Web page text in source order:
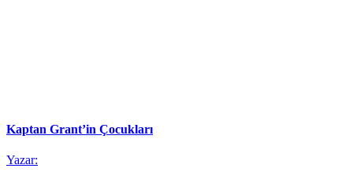
Kaptan Grant’in Çocukları
Yazar: